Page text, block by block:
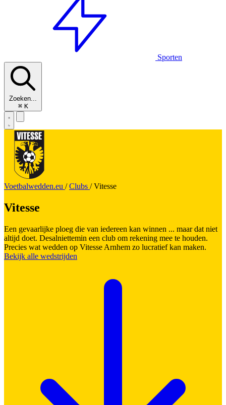
Sporten
Zoeken...
⌘ K
Voetbalwedden.eu / Clubs / Vitesse
Vitesse
Een gevaarlijke ploeg die van iedereen kan winnen ... maar dat niet
altijd doet. Desalniettemin een club om rekening mee te houden.
Precies wat wedden op Vitesse Arnhem zo lucratief kan maken.
Bekijk alle wedstrijden